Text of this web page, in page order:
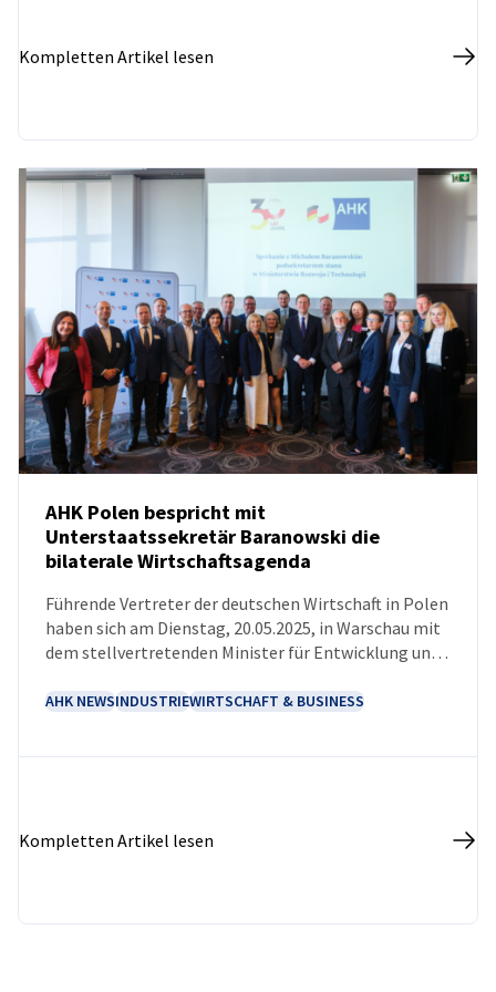
Kompletten Artikel lesen
NEUIGKEITEN
AHK Polen bespricht mit
Unterstaatssekretär Baranowski die
bilaterale Wirtschaftsagenda
Führende Vertreter der deutschen Wirtschaft in Polen
haben sich am Dienstag, 20.05.2025, in Warschau mit
dem stellvertretenden Minister für Entwicklung und
Investitionsbedingungen in Polen und Chancen der
AHK NEWSINDUSTRIEWIRTSCHAFT & BUSINESS
Kompletten Artikel lesen